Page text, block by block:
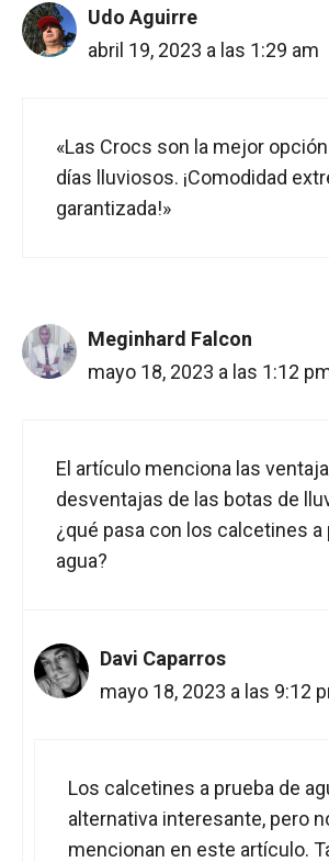
Udo Aguirre
abril 19, 2023 a las 1:29 am
«Las Crocs son la mejor
días lluviosos. ¡Comodidad
garantizada!»
Meginhard Falcon
mayo 18, 2023 a las 1:12
El artículo menciona las
desventajas de las botas de
¿qué pasa con los calcetines a
agua?
Davi Caparros
mayo 18, 2023 a las 9:12
Los calcetines a prueba de
alternativa interesante, pero
mencionan en este artículo.